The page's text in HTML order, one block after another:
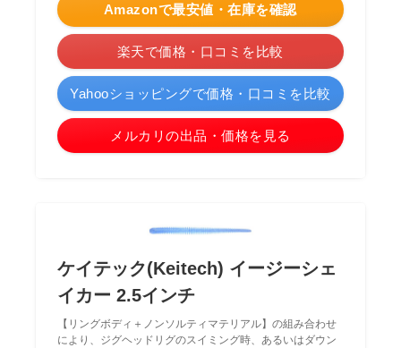
Amazonで最安値・在庫を確認
楽天で価格・口コミを比較
Yahooショッピングで価格・口コミを比較
メルカリの出品・価格を見る
ケイテック(Keitech) イージーシェ
イカー 2.5インチ
【リングボディ＋ノンソルティマテリアル】の組み合わせ
により、ジグヘッドリグのスイミング時、あるいはダウン